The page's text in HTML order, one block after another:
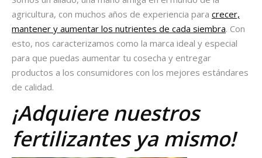
agricultura, con muchos años de experiencia para crecer,
mantener y aumentar los nutrientes de cada siembra. Con
esto, nos caracterizamos como la marca ideal y especial
para que puedas aumentar tu cosecha y entregar
productos a los consumidores con los mejores estándares
de calidad.
¡Adquiere nuestros
fertilizantes ya mismo!